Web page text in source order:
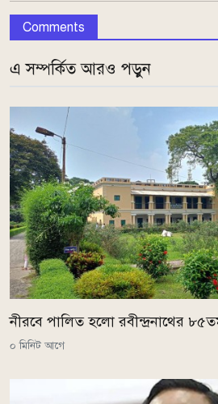
Comments
এ সম্পর্কিত আরও পড়ুন
নীরবে পালিত হলো রবীন্দ্রনাথের
০ মিনিট আগে